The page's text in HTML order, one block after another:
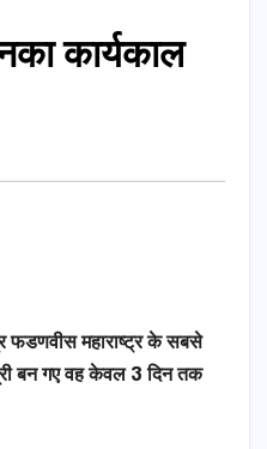
कार्यकाल
फडणवीस महाराष्ट्र के सबसे
बन गए वह केवल3दिन तक